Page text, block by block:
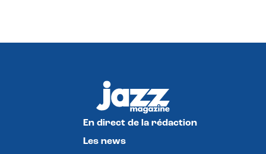
En direct de la rédaction
Les news